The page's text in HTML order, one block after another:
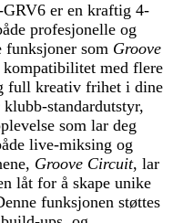
er en kraftig 4-
profesjonelle og
funksjoner som Groove
kompatibilitet med flere
full kreativ frihet i dine
standardutstyr,
som lar deg
live-miksing og
Groove Circuit, lar
låt for å skape unike
funksjonen støttes